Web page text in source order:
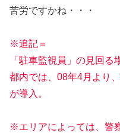
苦労ですかね・・・
※追記＝
「駐車監視員」の見回る
都内では、08年4月より
が導入。
※エリアによっては、警